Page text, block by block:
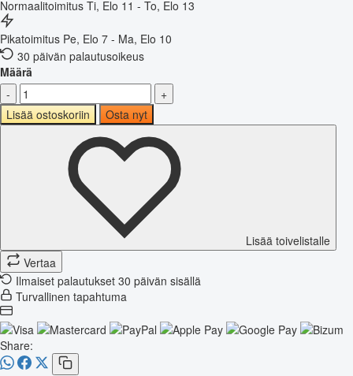
Normaalitoimitus Ti, Elo 11 - To, Elo 13
Pikatoimitus Pe, Elo 7 - Ma, Elo 10
30 päivän palautusoikeus
Määrä
-
+
Lisää ostoskoriin
Osta nyt
Lisää toivelistalle
Vertaa
Ilmaiset palautukset 30 päivän sisällä
Turvallinen tapahtuma
Share: